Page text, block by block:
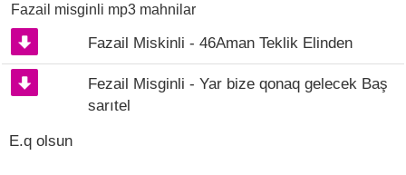
Fazail misginli mp3 mahnilar
Fazail Miskinli - 46Aman Teklik Elinden
Fezail Misginli - Yar bize qonaq gelecek Baş
sarıtel
E.q olsun